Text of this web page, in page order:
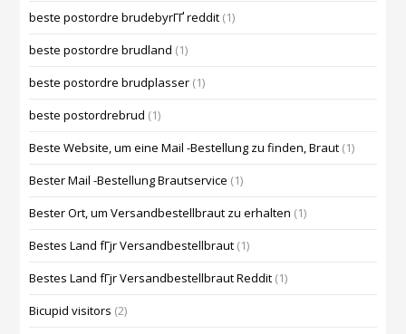
beste postordre brudebyrГҐ reddit (1)
beste postordre brudland (1)
beste postordre brudplasser (1)
beste postordrebrud (1)
Beste Website, um eine Mail -Bestellung zu finden, Braut (1)
Bester Mail -Bestellung Brautservice (1)
Bester Ort, um Versandbestellbraut zu erhalten (1)
Bestes Land fГјr Versandbestellbraut (1)
Bestes Land fГјr Versandbestellbraut Reddit (1)
Bicupid visitors (2)